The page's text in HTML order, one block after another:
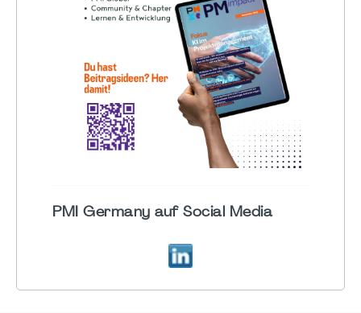
PMI Germany auf Social Media